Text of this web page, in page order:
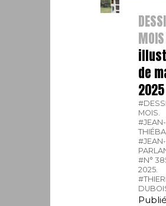
MOIS
de
2025
MOIS.
#N°
2025.